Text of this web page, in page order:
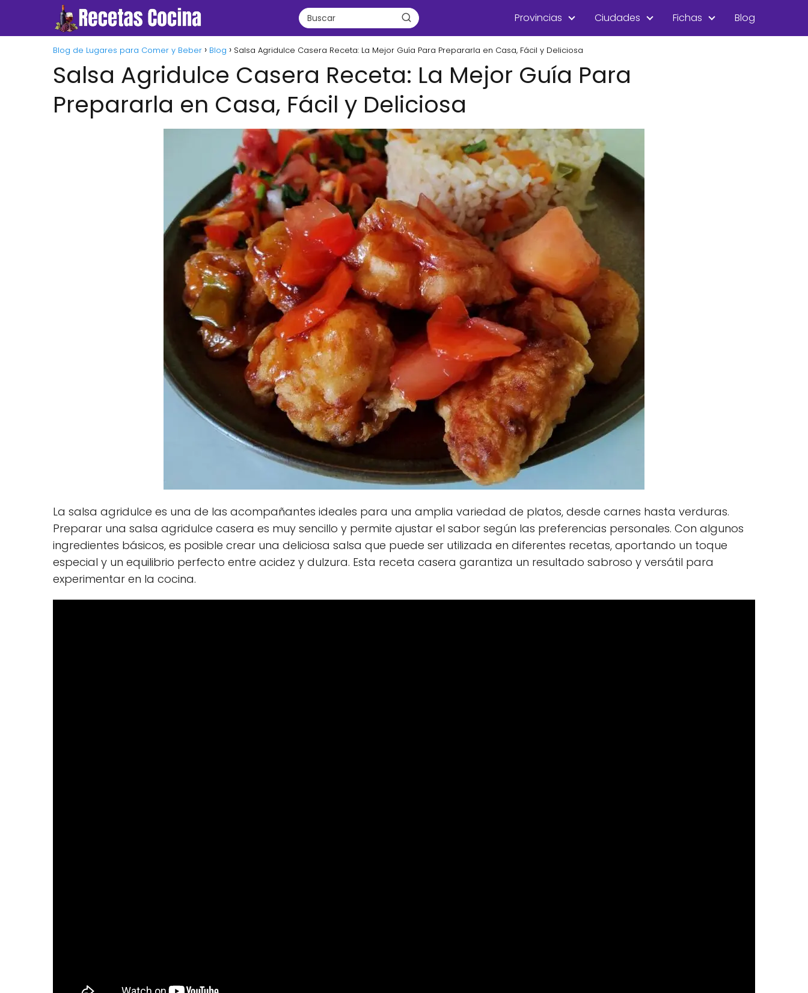
Provincias Ciudades Fichas Blog
Blog de Lugares para Comer y Beber Blog Salsa Agridulce Casera Receta: La Mejor Guía Para Prepararla en Casa, Fácil y Deliciosa
Salsa Agridulce Casera Receta: La Mejor Guía Para
Prepararla en Casa, Fácil y Deliciosa
La salsa agridulce es una de las acompañantes ideales para una amplia variedad de platos, desde carnes hasta verduras.
Preparar una salsa agridulce casera es muy sencillo y permite ajustar el sabor según las preferencias personales. Con algunos
ingredientes básicos, es posible crear una deliciosa salsa que puede ser utilizada en diferentes recetas, aportando un toque
especial y un equilibrio perfecto entre acidez y dulzura. Esta receta casera garantiza un resultado sabroso y versátil para
experimentar en la cocina.